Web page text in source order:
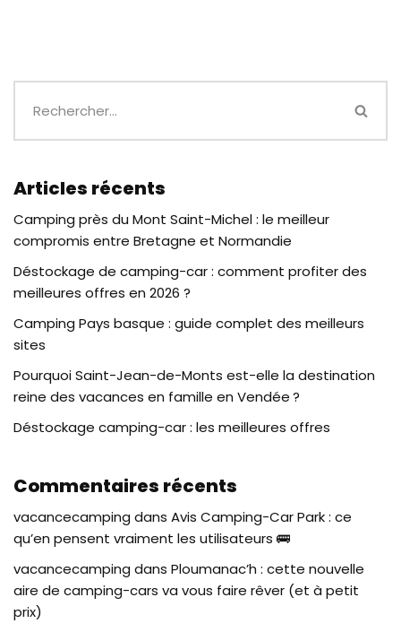
Articles récents
Camping près du Mont Saint-Michel : le meilleur
compromis entre Bretagne et Normandie
Déstockage de camping-car : comment profiter des
meilleures offres en 2026 ?
Camping Pays basque : guide complet des meilleurs
sites
Pourquoi Saint-Jean-de-Monts est-elle la destination
reine des vacances en famille en Vendée ?
Déstockage camping-car : les meilleures offres
Commentaires récents
vacancecamping dans Avis Camping-Car Park : ce
qu’en pensent vraiment les utilisateurs 🚌
vacancecamping dans Ploumanac’h : cette nouvelle
aire de camping-cars va vous faire rêver (et à petit
prix)